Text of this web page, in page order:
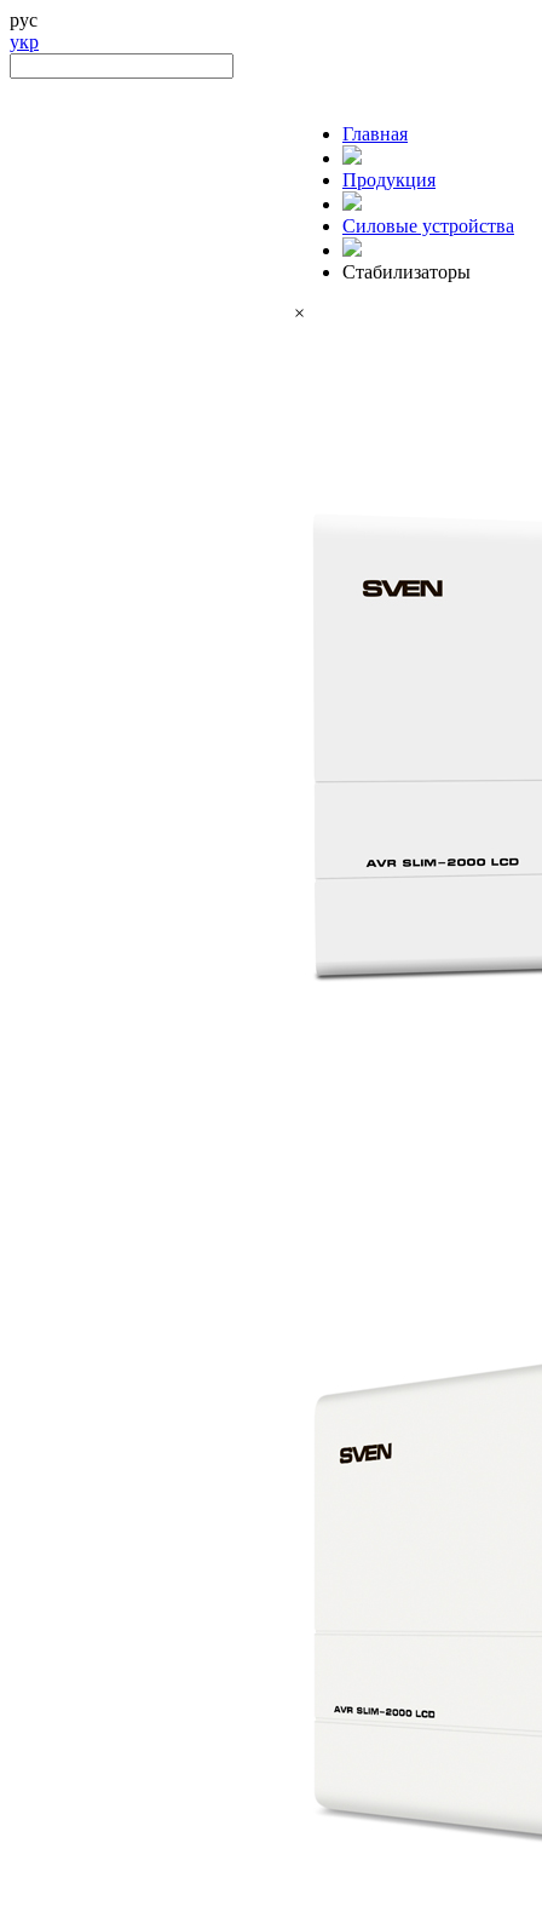
рус
укр
Главная
Продукция
Силовые устройства
Стабилизаторы
×